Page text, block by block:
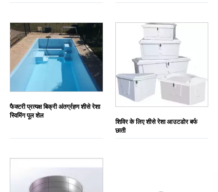
फैक्टरी प्रत्यक्ष बिक्री अंतर्ग्रहण शीसे रेशा
स्विमिंग पूल शेल
शिविर के लिए शीसे रेशा आउटडोर बर्फ
छाती